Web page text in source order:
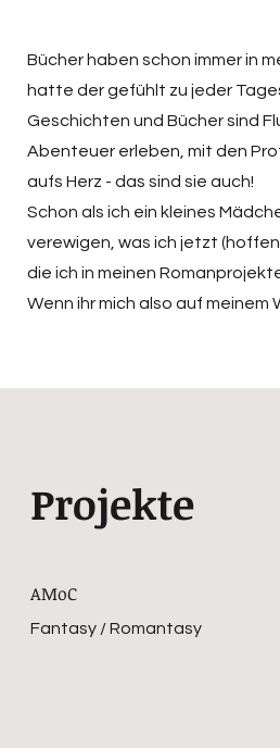
Bücher haben schon immer in
hatte der gefühlt zu jeder
Geschichten und Bücher sind
Abenteuer erleben, mit den
aufs Herz - das sind sie auch!
Schon als ich ein kleines
verewigen, was ich jetzt
die ich in meinen
Wenn ihr mich also auf meinem
Projekte
AMoC
Fantasy / Romantasy